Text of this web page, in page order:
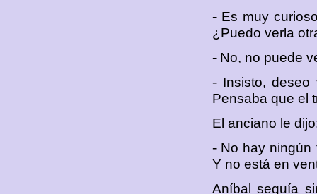
- Es muy
¿Puedo verla
- No, no puede
- Insisto, deseo
Pensaba que el
El anciano le
- No hay ningún
Y no está en
Aníbal seguía